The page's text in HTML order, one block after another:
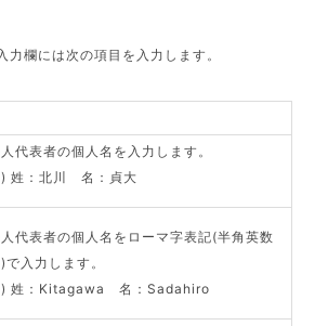
力欄には次の項目を入力します。
代表者の個人名を入力します。
姓：北川 名：貞大
代表者の個人名をローマ字表記(半角英数
で入力します。
) 姓：Kitagawa 名：Sadahiro